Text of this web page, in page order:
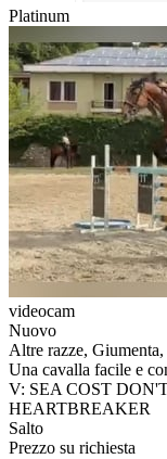
Platinum
videocam
Nuovo
Altre razze,
Una cavalla facile e
V: SEA COST
HEARTBREAKER
Salto
Prezzo su richiesta